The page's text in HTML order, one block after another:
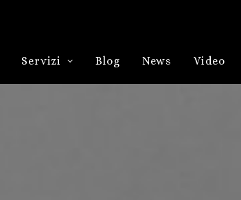
Servizi Blog News Video